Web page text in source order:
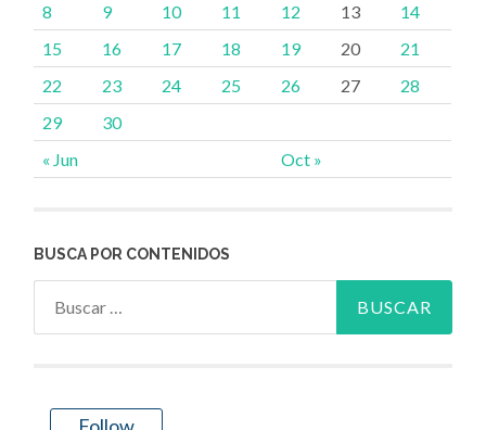
« Jun Oct »
8
9 10 11 12 13
14
15
16 17 18 19 20
21
22
23 24 25 26 27
28
29
30
BUSCA POR CONTENIDOS